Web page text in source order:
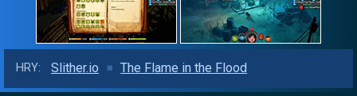
HRY: Slither.io The Flame in the Flood